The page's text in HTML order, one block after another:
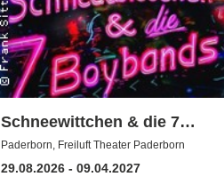
Schneewittchen & die 7
Boybands - das 90er Jahre
Musical | THEATERHITS
Paderborn, Freiluft Theater Paderborn
29.08.2026 - 09.04.2027